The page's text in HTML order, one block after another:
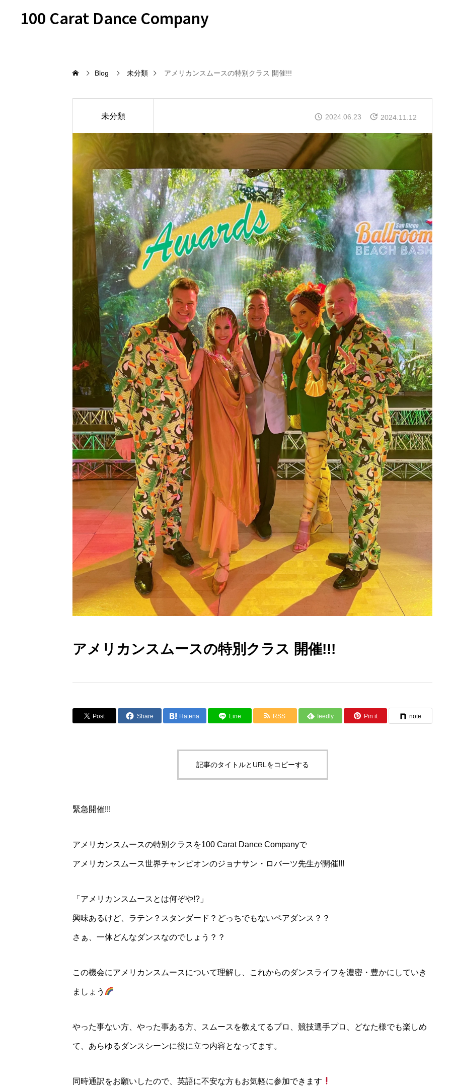
100 Carat Dance Company
Blog 未分類 アメリカンスムースの特別クラス 開催!!!
未分類 2024.06.23 2024.11.12
アメリカンスムースの特別クラス 開催!!!
Post Share Hatena Line RSS feedly Pin it note
記事のタイトルとURLをコピーする
緊急開催!!!
アメリカンスムースの特別クラスを100 Carat Dance Companyで
アメリカンスムース世界チャンピオンのジョナサン・ロバーツ先生が開催!!!
「アメリカンスムースとは何ぞや!?」
興味あるけど、ラテン？スタンダード？どっちでもないペアダンス？？
さぁ、一体どんなダンスなのでしょう？？
この機会にアメリカンスムースについて理解し、これからのダンスライフを濃密・豊かにしていき
ましょう
やった事ない方、やった事ある方、スムースを教えてるプロ、競技選手プロ、どなた様でも楽しめ
て、あらゆるダンスシーンに役に立つ内容となってます。
同時通訳をお願いしたので、英語に不安な方もお気軽に参加できます
新スタッフのお知らせ!!!